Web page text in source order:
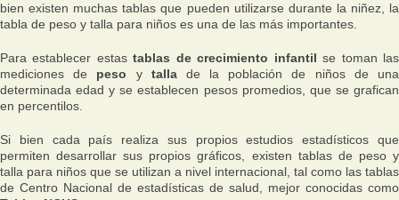
bien existen muchas tablas que pueden utilizarse durante la niñez, la
tabla de peso y talla para niños es una de las más importantes.
Para establecer estastablas de crecimiento infantilse toman las
mediciones de peso y tallade la población de niños de una
determinada edad y se establecen pesos promedios, que se grafican
en percentilos.
Si bien cada país realiza sus propios estudios estadísticos que
permiten desarrollar sus propios gráficos, existen tablas de peso y
talla para niños que se utilizan a nivel internacional, tal como las tablas
de Centro Nacional de estadísticas de salud, mejor conocidas como